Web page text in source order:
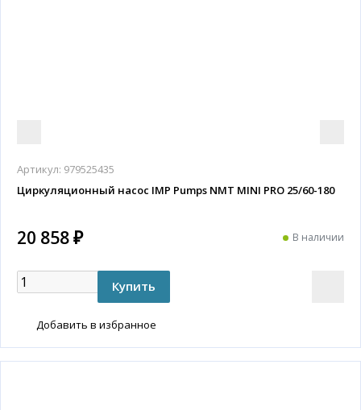
Артикул: 979525435
Циркуляционный насос IMP Pumps NMT MINI PRO 25/60-180
20 858 ₽ В наличии
Добавить в избранное